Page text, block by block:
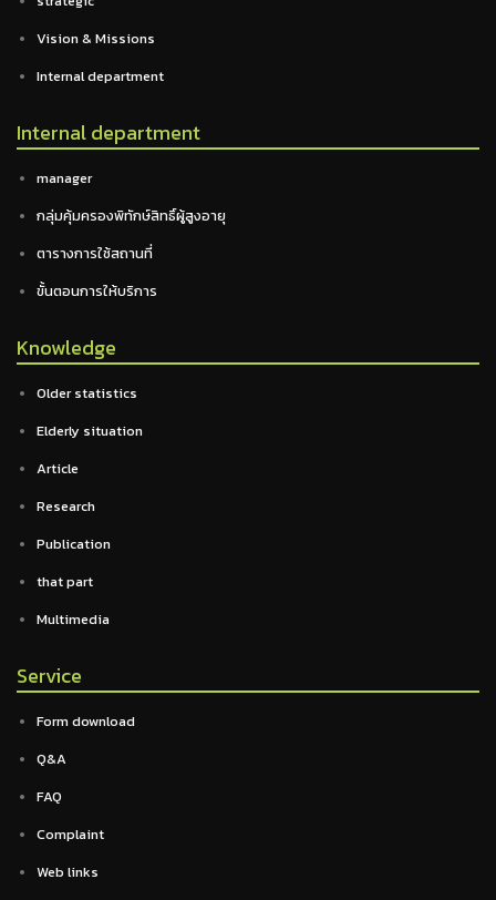
Vision & Missions
Internal department
Internal department
manager
กลุ่มคุ้มครองพิทักษ์สิทธิ์ผู้สูงอายุ
ตารางการใช้สถานที่
ขั้นตอนการให้บริการ
Knowledge
Older statistics
Elderly situation
Article
Research
Publication
that part
Multimedia
Service
Form download
Q&A
FAQ
Complaint
Web links